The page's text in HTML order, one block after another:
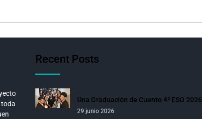
toda
Recent Posts
Una Graduación de Cuento 4º ESO 2026
29 junio 2026